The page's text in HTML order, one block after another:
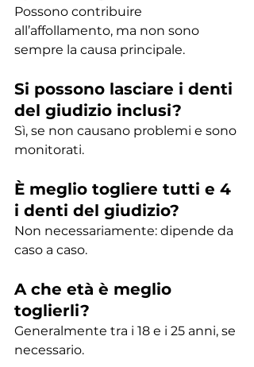
Possono contribuire
all’affollamento, ma non sono
sempre la causa principale.
Si possono lasciare i denti
del giudizio inclusi?
Sì, se non causano problemi e sono
monitorati.
È meglio togliere tutti e 4
i denti del giudizio?
Non necessariamente: dipende da
caso a caso.
A che età è meglio
toglierli?
Generalmente tra i 18 e i 25 anni, se
necessario.